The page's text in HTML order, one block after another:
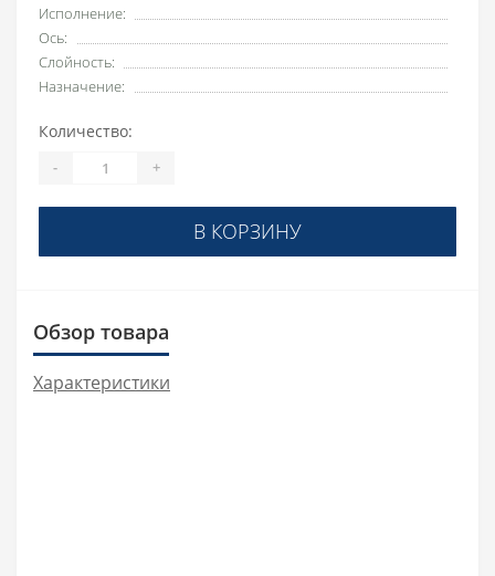
Исполнение:
Ось:
Слойность:
Назначение:
Количество:
- +
В КОРЗИНУ
Обзор товара
Характеристики